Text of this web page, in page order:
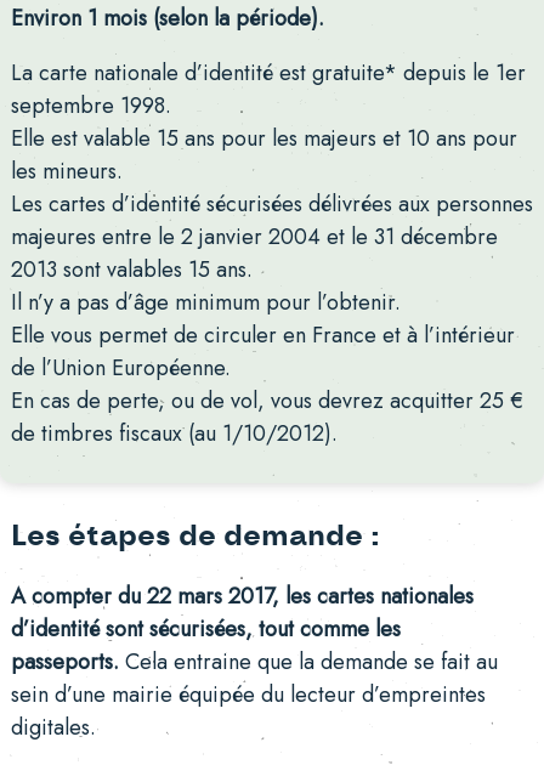
Environ 1 mois (selon la période).
La carte nationale d’identité est gratuite* depuis le 1er
septembre 1998.
Elle est valable 15 ans pour les majeurs et 10 ans pour
les mineurs.
Les cartes d’identité sécurisées délivrées aux personnes
majeures entre le 2 janvier 2004 et le 31 décembre
2013 sont valables 15 ans.
Il n’y a pas d’âge minimum pour l’obtenir.
Elle vous permet de circuler en France et à l’intérieur
de l’Union Européenne.
En cas de perte, ou de vol, vous devrez acquitter 25 €
de timbres fiscaux (au 1/10/2012).
Les étapes de demande :
A compter du 22 mars 2017, les cartes nationales
d’identité sont sécurisées, tout comme les
passeports. Cela entraine que la demande se fait au
sein d’une mairie équipée du lecteur d’empreintes
digitales.